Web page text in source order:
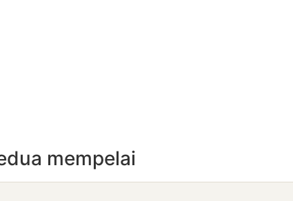
mempelai